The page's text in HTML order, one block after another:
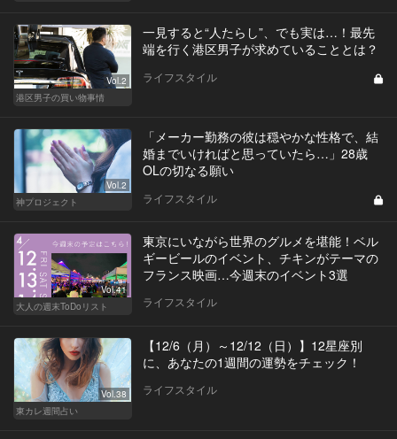
Vol.2
港区男子の買い物事情
一見すると“人たらし”、でも実は…！最先
端を行く港区男子が求めていることとは？
ライフスタイル
Vol.2
神プロジェクト
「メーカー勤務の彼は穏やかな性格で、結
婚までいければと思っていたら…」28歳
OLの切なる願い
ライフスタイル
Vol.41
大人の週末ToDoリスト
東京にいながら世界のグルメを堪能！ベル
ギービールのイベント、チキンがテーマの
フランス映画…今週末のイベント3選
ライフスタイル
Vol.38
東カレ週間占い
【12/6（月）～12/12（日）】12星座別
に、あなたの1週間の運勢をチェック！
ライフスタイル